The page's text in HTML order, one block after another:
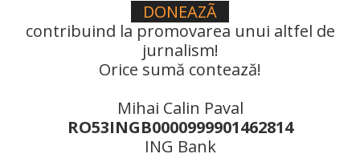
DONEAZÃ
contribuind la promovarea unui altfel de
jurnalism!
Orice sumă contează!
Mihai Calin Paval
RO53INGB0000999901462814
ING Bank